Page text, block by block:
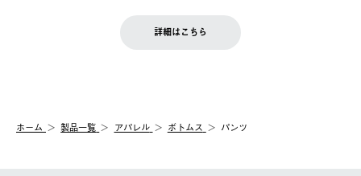
【配送業者】
佐川急便にて配送されます。
お客様都合の返品にかかる送料は、お客様ご負担とさせていただ
一度お手元の商品を返品いただき、ご希望商品を再注文してくだ
LOGOS FAMILY会員の方は、会員マイページ内 購入履歴画面に
詳細はこちら
ホーム 製品一覧 アパレル ボトムス パンツ